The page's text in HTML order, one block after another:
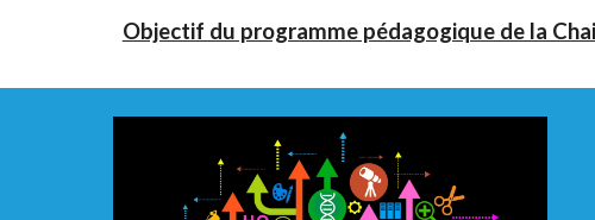
Objectif du programme pédagogique de la